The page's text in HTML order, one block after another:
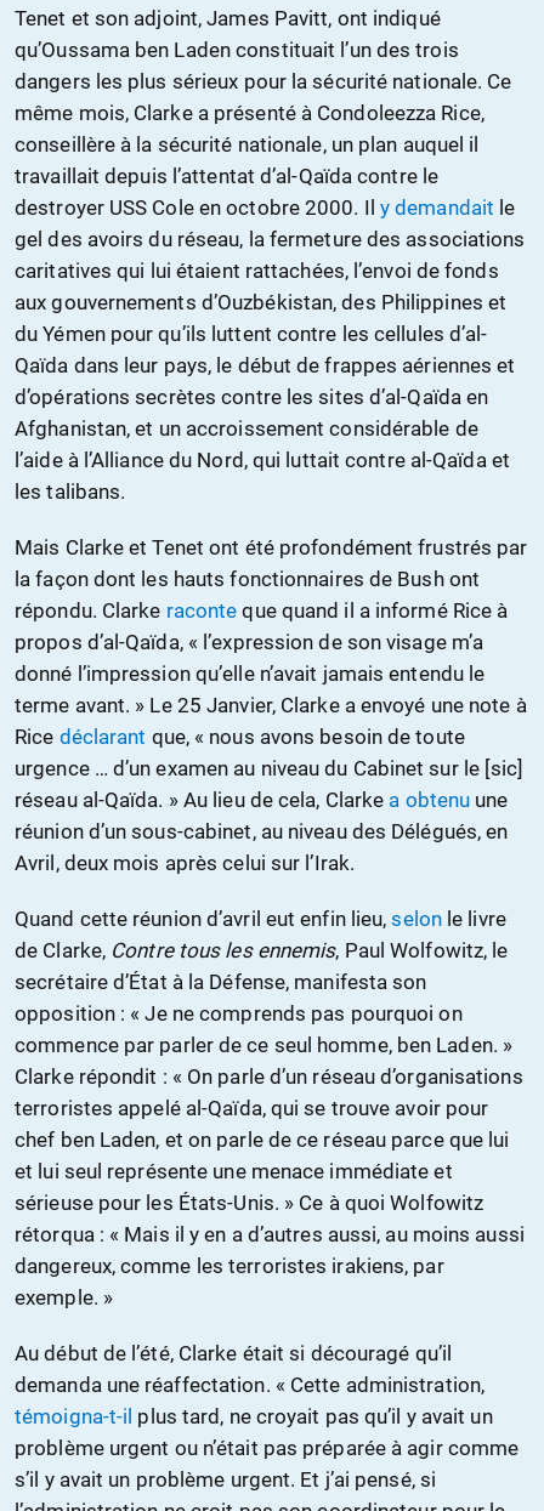
Tenet et son adjoint, James Pavitt, ont indiqué
qu’Oussama ben Laden constituait l’un des trois
dangers les plus sérieux pour la sécurité nationale. Ce
même mois, Clarke a présenté à Condoleezza Rice,
conseillère à la sécurité nationale, un plan auquel il
travaillait depuis l’attentat d’al-Qaïda contre le
destroyer USS Cole en octobre 2000. Il y demandait le
gel des avoirs du réseau, la fermeture des associations
caritatives qui lui étaient rattachées, l’envoi de fonds
aux gouvernements d’Ouzbékistan, des Philippines et
du Yémen pour qu’ils luttent contre les cellules d’al-
Qaïda dans leur pays, le début de frappes aériennes et
d’opérations secrètes contre les sites d’al-Qaïda en
Afghanistan, et un accroissement considérable de
l’aide à l’Alliance du Nord, qui luttait contre al-Qaïda et
les talibans.
Mais Clarke et Tenet ont été profondément frustrés par
la façon dont les hauts fonctionnaires de Bush ont
répondu. Clarke raconte que quand il a informé Rice à
propos d’al-Qaïda, « l’expression de son visage m’a
donné l’impression qu’elle n’avait jamais entendu le
terme avant. » Le 25 Janvier, Clarke a envoyé une note à
Rice déclarant que, « nous avons besoin de toute
urgence … d’un examen au niveau du Cabinet sur le [sic]
réseau al-Qaïda. » Au lieu de cela, Clarke a obtenu une
réunion d’un sous-cabinet, au niveau des Délégués, en
Avril, deux mois après celui sur l’Irak.
Quand cette réunion d’avril eut enfin lieu,selonle livre
de Clarke, Contre tous les ennemis, Paul Wolfowitz, le
secrétaire d’État à la Défense, manifesta son
opposition : « Je ne comprends pas pourquoi on
commence par parler de ce seul homme, ben Laden. »
Clarke répondit : « On parle d’un réseau d’organisations
terroristes appelé al-Qaïda, qui se trouve avoir pour
chef ben Laden, et on parle de ce réseau parce que lui
et lui seul représente une menace immédiate et
sérieuse pour les États-Unis. » Ce à quoi Wolfowitz
rétorqua : « Mais il y en a d’autres aussi, au moins aussi
dangereux, comme les terroristes irakiens, par
exemple. »
Au début de l’été, Clarke était si découragé qu’il
demanda une réaffectation. « Cette administration,
témoigna-t-il plus tard, ne croyait pas qu’il y avait un
problème urgent ou n’était pas préparée à agir comme
s’il y avait un problème urgent. Et j’ai pensé, si